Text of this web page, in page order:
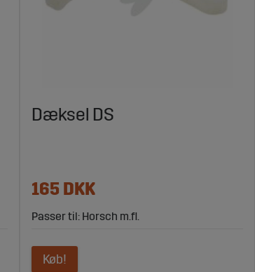
Dæksel DS
165 DKK
Passer til: Horsch m.fl.
Køb!